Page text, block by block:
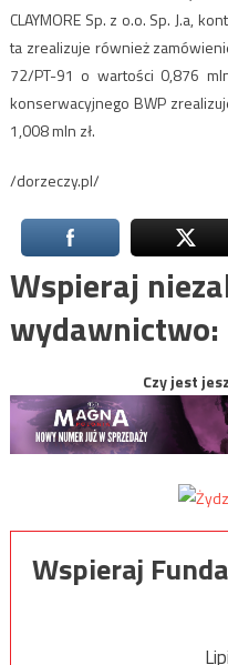
CLAYMORE Sp. z o.o. Sp. J.a,
ta zrealizuje również
72/PT-91 o wartości 0,876
konserwacyjnego BWP
1,008 mln zł.
/dorzeczy.pl/
Wspieraj
wydawnictwo:
Czy jest
Wspieraj